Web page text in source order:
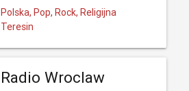
Polska, Pop, Rock, Religijna
Teresin
Radio Wroclaw